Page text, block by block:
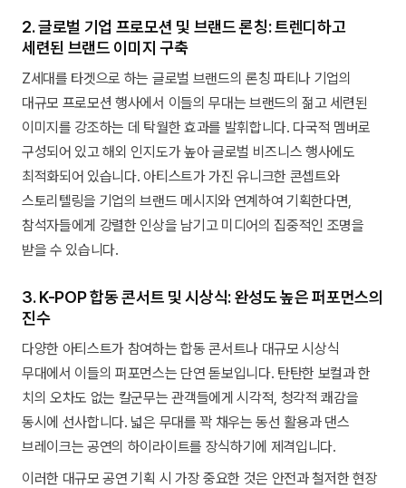
2. 글로벌 기업 프로모션 및 브랜드 론칭: 트렌디하고
세련된 브랜드 이미지 구축
Z세대를 타겟으로 하는 글로벌 브랜드의 론칭 파티나 기업의
대규모 프로모션 행사에서 이들의 무대는 브랜드의 젊고 세련된
이미지를 강조하는 데 탁월한 효과를 발휘합니다. 다국적 멤버로
구성되어 있고 해외 인지도가 높아 글로벌 비즈니스 행사에도
최적화되어 있습니다. 아티스트가 가진 유니크한 콘셉트와
스토리텔링을 기업의 브랜드 메시지와 연계하여 기획한다면,
참석자들에게 강렬한 인상을 남기고 미디어의 집중적인 조명을
받을 수 있습니다.
3. K-POP 합동 콘서트 및 시상식: 완성도 높은 퍼포먼스의
진수
다양한 아티스트가 참여하는 합동 콘서트나 대규모 시상식
무대에서 이들의 퍼포먼스는 단연 돋보입니다. 탄탄한 보컬과 한
치의 오차도 없는 칼군무는 관객들에게 시각적, 청각적 쾌감을
동시에 선사합니다. 넓은 무대를 꽉 채우는 동선 활용과 댄스
브레이크는 공연의 하이라이트를 장식하기에 제격입니다.
이러한 대규모 공연 기획 시 가장 중요한 것은 안전과 철저한 현장